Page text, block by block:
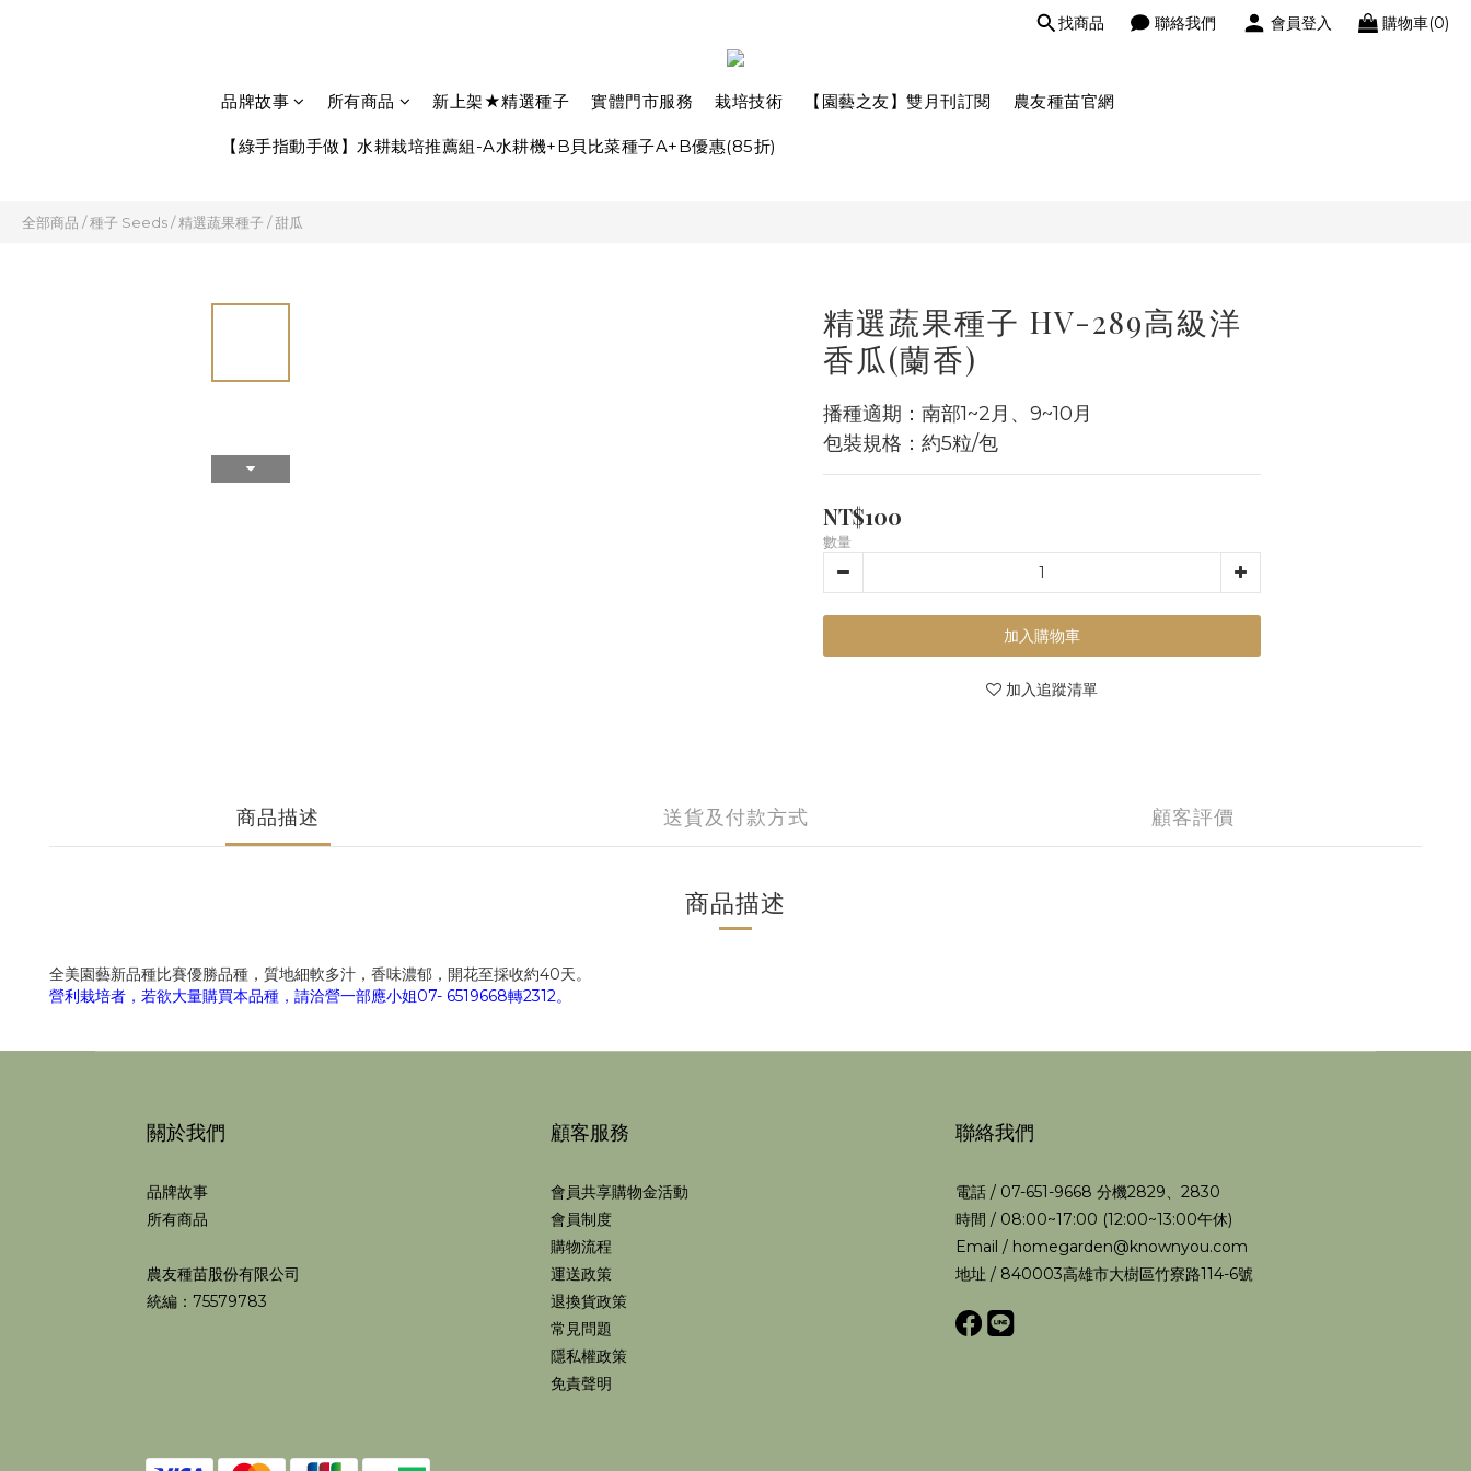
找商品 聯絡我們 會員登入 購物車(0)
品牌故事 所有商品 新上架★精選種子 實體門市服務 栽培技術 【園藝之友】雙月刊訂閱 農友種苗官網
【綠手指動手做】水耕栽培推薦組-A水耕機+B貝比菜種子A+B優惠(85折)
全部商品 /種子 Seeds/精選蔬果種子 /甜瓜
精選蔬果種子 HV-289高級洋
香瓜(蘭香)
播種適期：南部1~2月、9~10月
包裝規格：約5粒/包
NT$100
數量
加入購物車
加入追蹤清單
商品描述 送貨及付款方式 顧客評價
商品描述
全美園藝新品種比賽優勝品種，質地細軟多汁，香味濃郁，開花至採收約40天。
營利栽培者，若欲大量購買本品種，請洽營一部應小姐07- 6519668轉2312。
關於我們
品牌故事
所有商品
農友種苗股份有限公司
統編：75579783
顧客服務
會員共享購物金活動
會員制度
購物流程
運送政策
退換貨政策
常見問題
隱私權政策
免責聲明
聯絡我們
電話 / 07-651-9668 分機2829、2830
時間 / 08:00~17:00 (12:00~13:00午休)
Email / homegarden@knownyou.com
地址 / 840003高雄市大樹區竹寮路114-6號